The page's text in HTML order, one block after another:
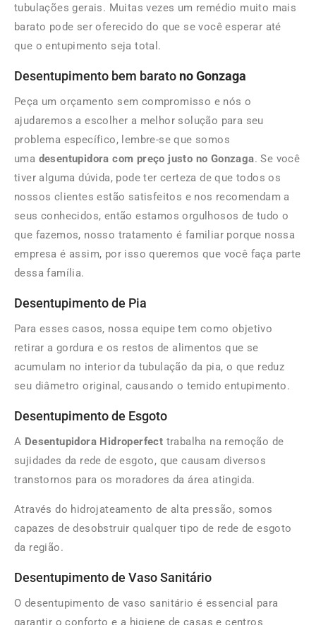
tubulações gerais. Muitas vezes um remédio muito mais
barato pode ser oferecido do que se você esperar até
que o entupimento seja total.
Desentupimento bem barato no Gonzaga
Peça um orçamento sem compromisso e nós o
ajudaremos a escolher a melhor solução para seu
problema específico, lembre-se que somos
uma desentupidora com preço justo no Gonzaga. Se você
tiver alguma dúvida, pode ter certeza de que todos os
nossos clientes estão satisfeitos e nos recomendam a
seus conhecidos, então estamos orgulhosos de tudo o
que fazemos, nosso tratamento é familiar porque nossa
empresa é assim, por isso queremos que você faça parte
dessa família.
Desentupimento de Pia
Para esses casos, nossa equipe tem como objetivo
retirar a gordura e os restos de alimentos que se
acumulam no interior da tubulação da pia, o que reduz
seu diâmetro original, causando o temido entupimento.
Desentupimento de Esgoto
A Desentupidora Hidroperfect trabalha na remoção de
sujidades da rede de esgoto, que causam diversos
transtornos para os moradores da área atingida.
Através do hidrojateamento de alta pressão, somos
capazes de desobstruir qualquer tipo de rede de esgoto
da região.
Desentupimento de Vaso Sanitário
O desentupimento de vaso sanitário é essencial para
garantir o conforto e a higiene de casas e centros